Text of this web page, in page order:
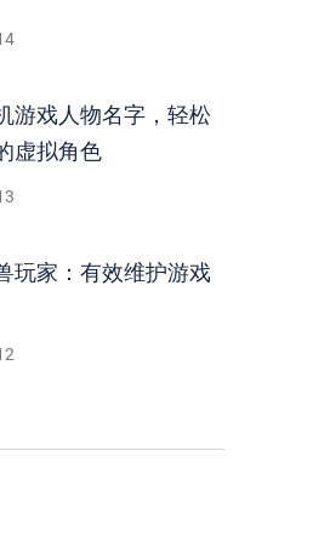
游戏人物名字，轻松
虚拟角色
玩家：有效维护游戏